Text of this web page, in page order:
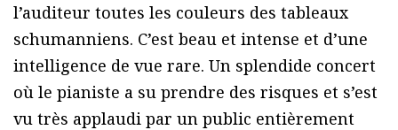
l’auditeur toutes les couleurs des tableaux
schumanniens. C’est beau et intense et d’une
intelligence de vue rare. Un splendide concert
où le pianiste a su prendre des risques et s’est
vu très applaudi par un public entièrement